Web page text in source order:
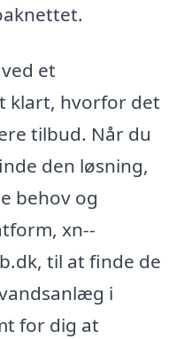
et
klart, hvorfor det
tilbud. Når du
den løsning,
behov og
xn--
til at finde de
i
for dig at